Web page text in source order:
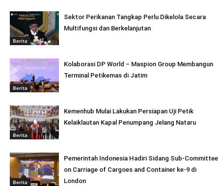
Berita
Sektor Perikanan Tangkap Perlu Dikelola Secara
Multifungsi dan Berkelanjutan
Berita
Kolaborasi DP World – Maspion Group Membangun
Terminal Petikemas di Jatim
Berita
Kemenhub Mulai Lakukan Persiapan Uji Petik
Kelaiklautan Kapal Penumpang Jelang Nataru
Berita
Pemerintah Indonesia Hadiri Sidang Sub-Committee
on Carriage of Cargoes and Container ke-9 di
London